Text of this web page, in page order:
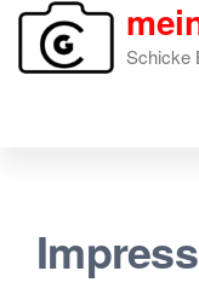
Zum
Inhalt
Schicke